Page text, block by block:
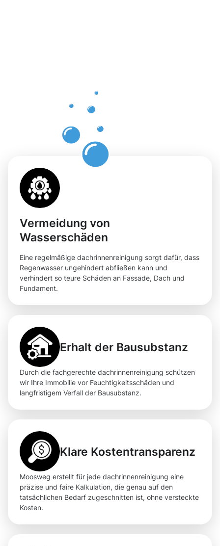
Vermeidung von
Wasserschäden
Eine regelmäßige dachrinnenreinigung sorgt dafür, dass
Regenwasser ungehindert abfließen kann und
verhindert so teure Schäden an Fassade, Dach und
Fundament.
Erhalt der Bausubstanz
Durch die fachgerechte dachrinnenreinigung schützen
wir Ihre Immobilie vor Feuchtigkeitsschäden und
langfristigem Verfall der Bausubstanz.
Klare Kostentransparenz
Moosweg erstellt für jede dachrinnenreinigung eine
präzise und faire Kalkulation, die genau auf den
tatsächlichen Bedarf zugeschnitten ist, ohne versteckte
Kosten.